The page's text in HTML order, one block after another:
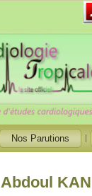
Nos Parutions
Abdoul